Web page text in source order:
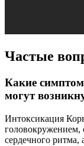
Частые
Какие
могут
Интоксикация
головокружением,
сердечного